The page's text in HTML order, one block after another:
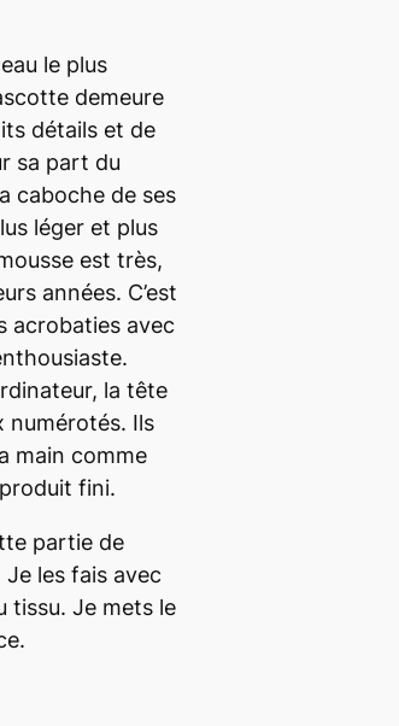
le plus
demeure
détails et de
sa part du
caboche de ses
léger et plus
est très,
années. C’est
acrobaties avec
la tête
numérotés. Ils
main comme
fini.
partie de
les fais avec
tissu. Je mets le